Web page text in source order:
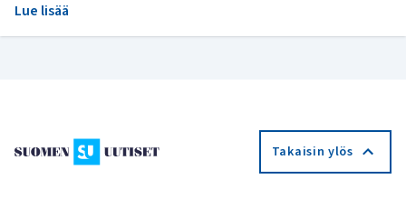
Lue lisää
Takaisin ylös